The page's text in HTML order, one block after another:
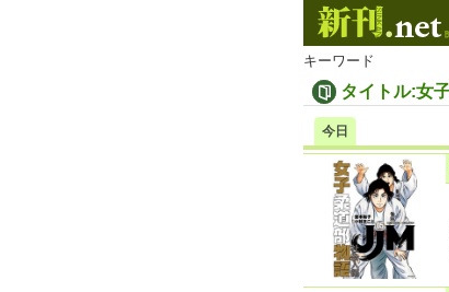
キーワード
タイトル:女
今日